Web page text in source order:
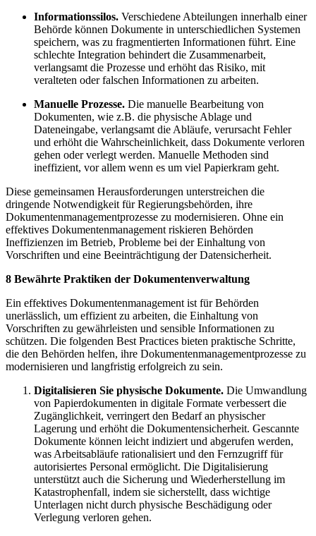
Informationssilos. Verschiedene Abteilungen innerhalb einer
Behörde können Dokumente in unterschiedlichen Systemen
speichern, was zu fragmentierten Informationen führt. Eine
schlechte Integration behindert die Zusammenarbeit,
verlangsamt die Prozesse und erhöht das Risiko, mit
veralteten oder falschen Informationen zu arbeiten.
Manuelle Prozesse. Die manuelle Bearbeitung von
Dokumenten, wie z.B. die physische Ablage und
Dateneingabe, verlangsamt die Abläufe, verursacht Fehler
und erhöht die Wahrscheinlichkeit, dass Dokumente verloren
gehen oder verlegt werden. Manuelle Methoden sind
ineffizient, vor allem wenn es um viel Papierkram geht.
Diese gemeinsamen Herausforderungen unterstreichen die
dringende Notwendigkeit für Regierungsbehörden, ihre
Dokumentenmanagementprozesse zu modernisieren. Ohne ein
effektives Dokumentenmanagement riskieren Behörden
Ineffizienzen im Betrieb, Probleme bei der Einhaltung von
Vorschriften und eine Beeinträchtigung der Datensicherheit.
8 Bewährte Praktiken der Dokumentenverwaltung
Ein effektives Dokumentenmanagement ist für Behörden
unerlässlich, um effizient zu arbeiten, die Einhaltung von
Vorschriften zu gewährleisten und sensible Informationen zu
schützen. Die folgenden Best Practices bieten praktische Schritte,
die den Behörden helfen, ihre Dokumentenmanagementprozesse zu
modernisieren und langfristig erfolgreich zu sein.
Digitalisieren Sie physische Dokumente. Die Umwandlung
von Papierdokumenten in digitale Formate verbessert die
Zugänglichkeit, verringert den Bedarf an physischer
Lagerung und erhöht die Dokumentensicherheit. Gescannte
Dokumente können leicht indiziert und abgerufen werden,
was Arbeitsabläufe rationalisiert und den Fernzugriff für
autorisiertes Personal ermöglicht. Die Digitalisierung
unterstützt auch die Sicherung und Wiederherstellung im
Katastrophenfall, indem sie sicherstellt, dass wichtige
Unterlagen nicht durch physische Beschädigung oder
Verlegung verloren gehen.